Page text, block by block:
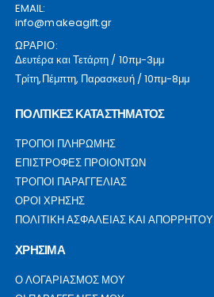
EMAIL:
info@makeagift.gr
ΩΡΑΡΙΟ:
Δευτέρα και Τετάρτη / 10πμ-3μμ
Τρίτη,Πέμπτη, Παρασκευή / 10πμ-8μμ
ΠΟΛΙΤΙΚΕΣ ΚΑΤΑΣΤΗΜΑΤΟΣ
ΤΡΟΠΟΙ ΠΛΗΡΩΜΗΣ
ΕΠΙΣΤΡΟΦΕΣ ΠΡΟΙΟΝΤΩΝ
ΤΡΟΠΟΙ ΠΑΡΑΓΓΕΛΙΑΣ
ΟΡΟΙ ΧΡΗΣΗΣ
ΠΟΛΙΤΙΚΗ ΑΣΦΑΛΕΙΑΣ ΚΑΙ ΑΠΟΡΡΗΤΟΥ
ΧΡΗΣΙΜΑ
Ο ΛΟΓΑΡΙΑΣΜΟΣ ΜΟΥ